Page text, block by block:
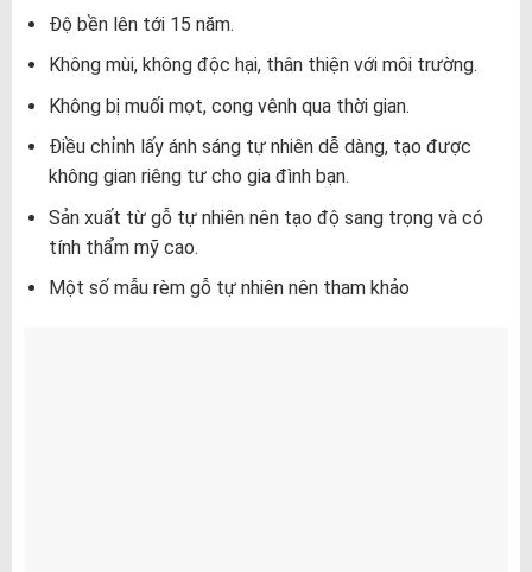
Độ bền lên tới 15 năm.
Không mùi, không độc hại, thân thiện với môi trường.
Không bị muối mọt, cong vênh qua thời gian.
Điều chỉnh lấy ánh sáng tự nhiên dễ dàng, tạo được
không gian riêng tư cho gia đình bạn.
Sản xuất từ gỗ tự nhiên nên tạo độ sang trọng và có
tính thẩm mỹ cao.
Một số mẫu rèm gỗ tự nhiên nên tham khảo